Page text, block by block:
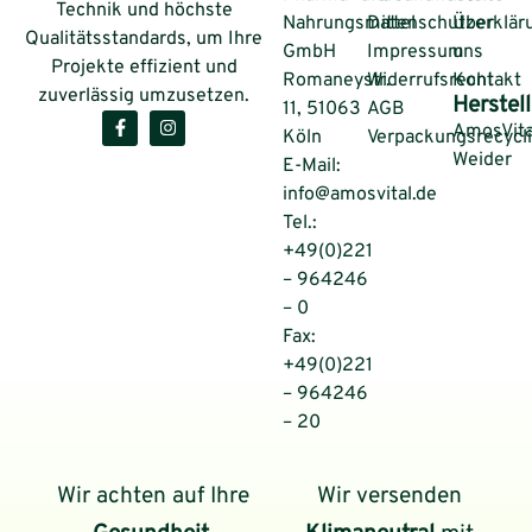
Technik und höchste
Qualitätsstandards, um Ihre
Projekte effizient und
zuverlässig umzusetzen.
Nahrungsmittel
GmbH
Romaneystr.
11, 51063
Köln
E-Mail:
info@amosvital.de
Tel.:
+49(0)221
– 964246
– 0
Fax:
+49(0)221
– 964246
– 20
Impressum
Widerrufsrecht
AGB
Über
uns
Kontakt
Weider
Wir achten auf Ihre
Wir versenden